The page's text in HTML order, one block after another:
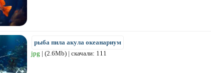
рыба пила акула океанариум
jpg | (2.6Mb) | скачали: 111